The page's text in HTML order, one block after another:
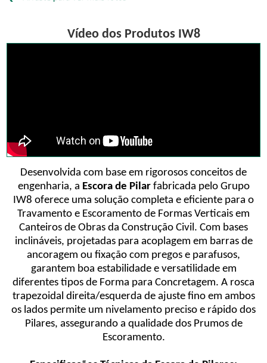
Vídeo dos Produtos IW8
Desenvolvida com base em rigorosos conceitos de
engenharia, a Escora de Pilarfabricada pelo Grupo
IW8 oferece uma solução completa e eficiente para o
Travamento e Escoramento de Formas Verticais em
Canteiros de Obras da Construção Civil. Com bases
inclináveis, projetadas para acoplagem em barras de
ancoragem ou fixação com pregos e parafusos,
garantem boa estabilidade e versatilidade em
diferentes tipos de Forma para Concretagem. A rosca
trapezoidal direita/esquerda de ajuste fino em ambos
os lados permite um nivelamento preciso e rápido dos
Pilares, assegurando a qualidade dos Prumos de
Escoramento.